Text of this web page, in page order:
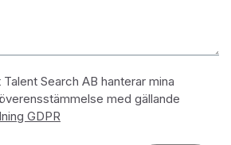
Search AB hanterar mina
med gällande
GDPR